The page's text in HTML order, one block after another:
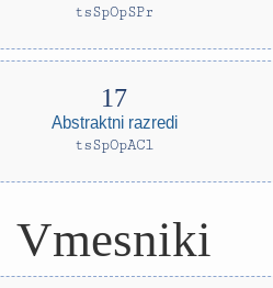
tsSpOpSPr
Abstraktni razredi
tsSpOpACl
Vmesniki